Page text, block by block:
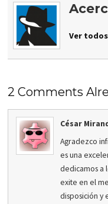
Ver
2 Comments
César
Agradezco
es una
dedicamos a
exite en el
disposición y